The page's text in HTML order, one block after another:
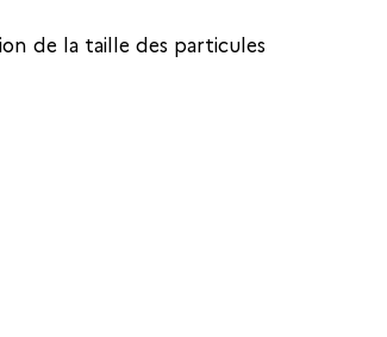
de la taille des particules